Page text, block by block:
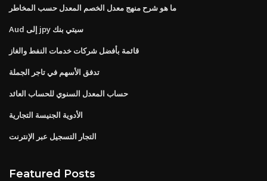
ما هو شرح منهج معدل الخصم المعدل حسب المخاطر
Aud إلى jpy سيتي بنك
قائمة بأفضل شركات خدمات النفط والغاز
تدفق الأسهم في تاجر الجملة
حساب المعدل السنوي للحساب العائد
الأدوية الجنيسة التجارية
التجار التسجيل عبر الإنترنت
Featured Posts